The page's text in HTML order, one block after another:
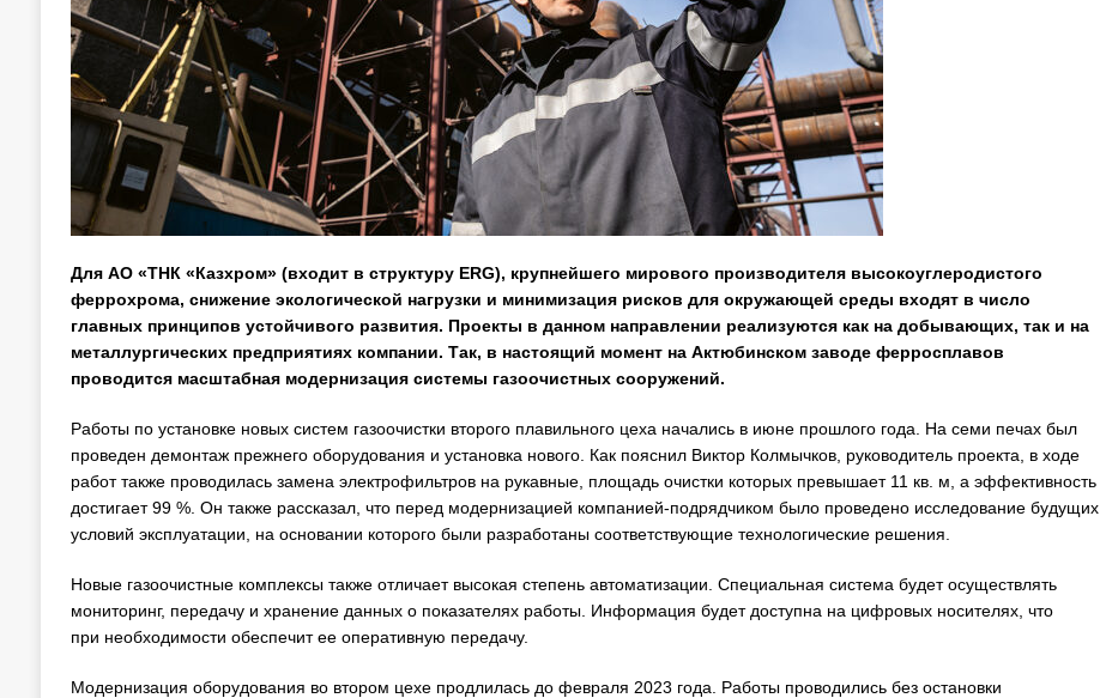
Для АО «ТНК «Казхром» (входит в структуру ERG), крупнейшего мирового производителя высокоуглеродистого
феррохрома, снижение экологической нагрузки и минимизация рисков для окружающей среды входят в число
главных принципов устойчивого развития. Проекты в данном направлении реализуются как на добывающих, так и на
металлургических предприятиях компании. Так, в настоящий момент на Актюбинском заводе ферросплавов
проводится масштабная модернизация системы газоочистных сооружений.
Работы по установке новых систем газоочистки второго плавильного цеха начались в июне прошлого года. На семи печах был
проведен демонтаж прежнего оборудования и установка нового. Как пояснил Виктор Колмычков, руководитель проекта, в ходе
работ также проводилась замена электрофильтров на рукавные, площадь очистки которых превышает 11 кв. м, а эффективность
достигает 99 %. Он также рассказал, что перед модернизацией компанией-подрядчиком было проведено исследование будущих
условий эксплуатации, на основании которого были разработаны соответствующие технологические решения.
Новые газоочистные комплексы также отличает высокая степень автоматизации. Специальная система будет осуществлять
мониторинг, передачу и хранение данных о показателях работы. Информация будет доступна на цифровых носителях, что
при необходимости обеспечит ее оперативную передачу.
Модернизация оборудования во втором цехе продлилась до февраля 2023 года. Работы проводились без остановки